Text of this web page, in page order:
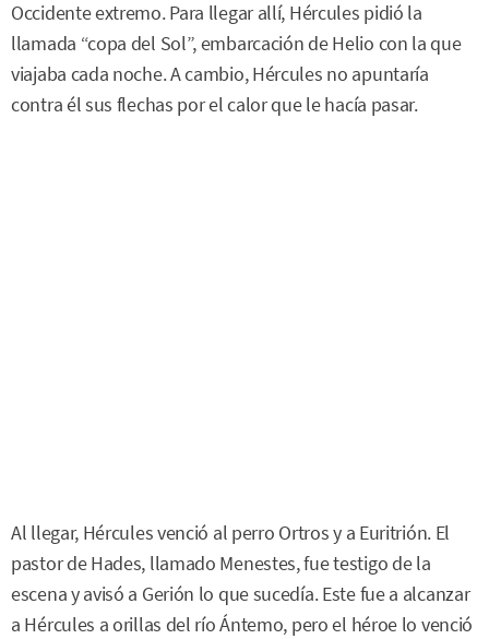
Occidente extremo. Para llegar allí, Hércules pidió la
llamada “copa del Sol”, embarcación de Helio con la que
viajaba cada noche. A cambio, Hércules no apuntaría
contra él sus flechas por el calor que le hacía pasar.
Al llegar, Hércules venció al perro Ortros y a Euritrión. El
pastor de Hades, llamado Menestes, fue testigo de la
escena y avisó a Gerión lo que sucedía. Este fue a alcanzar
a Hércules a orillas del río Ántemo, pero el héroe lo venció